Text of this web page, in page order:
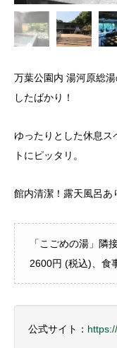
万葉公園内 湯河原総
したばかり！
ゆったりとした休息ス
トにピッタリ。
館内清潔！露天風呂あ
「こごめの湯」隣
2600円 (税込)、食
公式サイト：